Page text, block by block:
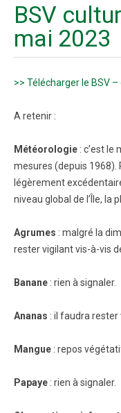
BSV
mai 2023
>> Télécharger le BSV
A retenir :
Météorologie : c’est le
mesures (depuis 1968).
légèrement
niveau global de l’Île, la
Agrumes : malgré la
rester vigilant vis-à-vis
Banane : rien à signaler.
Ananas : il faudra rester
Mangue : repos
Papaye : rien à signaler.